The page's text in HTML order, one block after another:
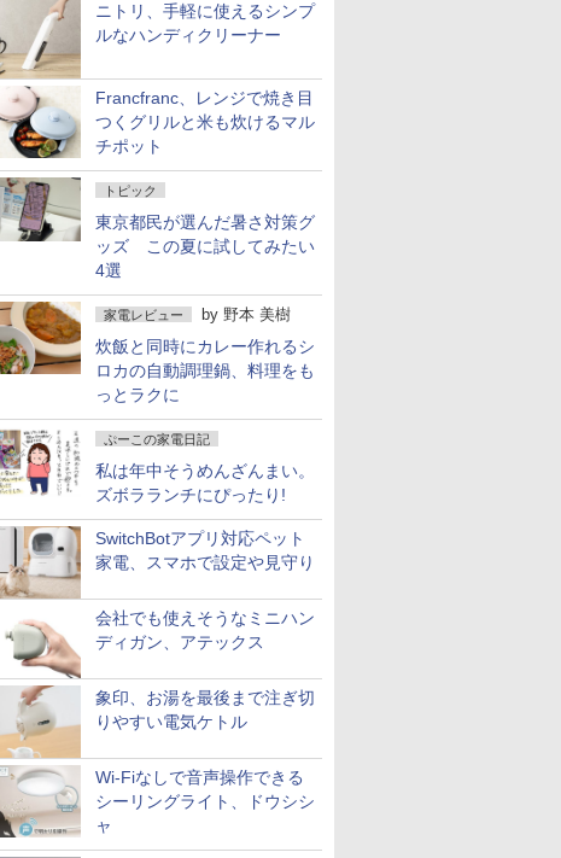
ニトリ、手軽に使えるシンプ
ルなハンディクリーナー
Francfranc、レンジで焼き目
つくグリルと米も炊けるマル
チポット
トピック
東京都民が選んだ暑さ対策グ
ッズ この夏に試してみたい
4選
家電レビュー by 野本 美樹
炊飯と同時にカレー作れるシ
ロカの自動調理鍋、料理をも
っとラクに
ぷーこの家電日記
私は年中そうめんざんまい。
ズボラランチにぴったり!
SwitchBotアプリ対応ペット
家電、スマホで設定や見守り
会社でも使えそうなミニハン
ディガン、アテックス
象印、お湯を最後まで注ぎ切
りやすい電気ケトル
Wi-Fiなしで音声操作できる
シーリングライト、ドウシシ
ャ